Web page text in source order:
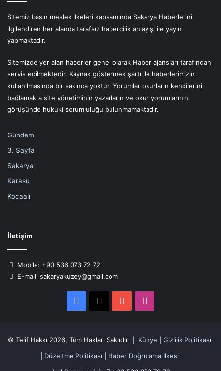
Sitemiz basın meslek ilkeleri kapsamında Sakarya Haberlerini
ilgilendiren her alanda tarafsız habercilik anlayışı ile yayın
yapmaktadır.
Sitemizde yer alan haberler genel olarak Haber ajansları tarafından
servis edilmektedir. Kaynak göstermek şartı ile haberlerimizin
kullanılmasında bir sakınca yoktur. Yorumlar okurların kendilerini
bağlamakta site yönetiminin yazarların ve okur yorumlarının
görüşünde hukuki sorumluluğu bulunmamaktadır.
Gündem
3. Sayfa
Sakarya
Karasu
Kocaali
İletişim
Mobile: +90 536 073 72 72
E-mail: sakaryakuzey@gmail.com
Facebook YouTube
© Telif Hakkı 2026, Tüm Hakları Saklıdır | Künye
Gizlilik Politikası
Düzeltme Politikası
Haber Doğrulama Ilkesi